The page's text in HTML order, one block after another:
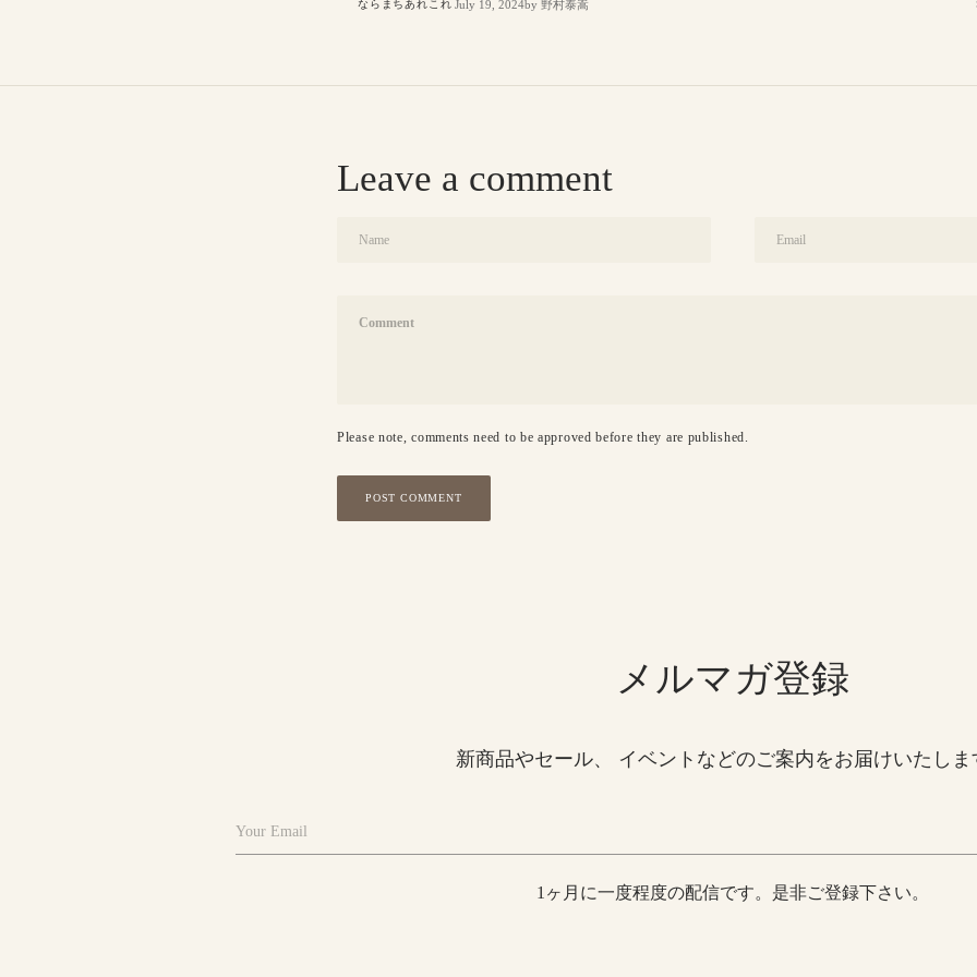
ならまちあれこれ July 19, 2024by野村泰嵩
Leave a comment
Name Email
Comment
Please note, comments need to be approved before they are published.
POST COMMENT
メルマガ登録
新商品やセール、 イベントなどのご案内をお届けいたしま
Your Email
1ヶ月に一度程度の配信です。是非ご登録下さい。